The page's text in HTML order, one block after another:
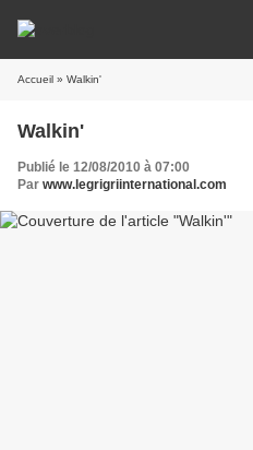
Accueil » Walkin'
Walkin'
Publié le 12/08/2010 à 07:00
Par www.legrigriinternational.com